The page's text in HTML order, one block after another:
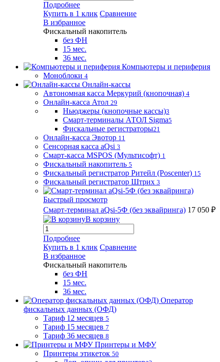
Подробнее
Купить в 1 клик Сравнение
В избранное
Фискальный накопитель
без ФН
15 мес.
36 мес.
Компьютеры и периферия
Моноблоки 4
Онлайн-кассы
Автономная касса Меркурий (кнопочная) 4
Онлайн-касса Атол 29
Ньюджеры (кнопочные кассы)3
Смарт-терминалы АТОЛ Sigma5
Фискальные регистраторы21
Онлайн-касса Эвотор 11
Сенсорная касса aQsi 3
Смарт-касса MSPOS (Мультисофт) 1
Фискальный накопитель 5
Фискальный регистратор Ритейл (Poscenter) 15
Фискальный регистратор Штрих 3
Быстрый просмотр
Смарт-терминал aQsi-5Ф (без эквайринга) 17 050 ₽
В корзину
Подробнее
Купить в 1 клик Сравнение
В избранное
Фискальный накопитель
без ФН
15 мес.
36 мес.
Оператор
фискальных данных (ОФД)
Тариф 12 месяцев 5
Тариф 15 месяцев 7
Тариф 36 месяцев 8
Принтеры и МФУ
Принтеры этикеток 50